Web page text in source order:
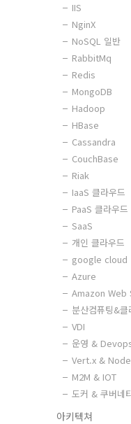
IIS
NginX
NoSQL 일반
RabbitMq
Redis
MongoDB
Hadoop
HBase
Cassandra
CouchBase
Riak
IaaS 클라우드
PaaS 클라우드
SaaS
개인 클라우드
google cloud
Azure
Amazon Web
분산컴퓨팅&클
VDI
운영 &
Vert.x &
M2M & IOT
도커 & 쿠버네
아키텍쳐